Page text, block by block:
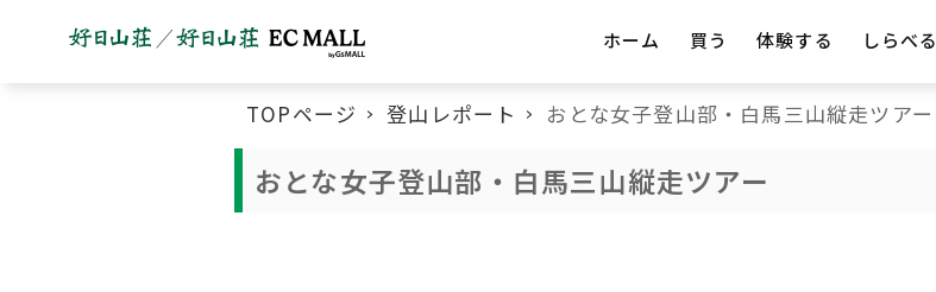
ホーム 買う 体験する しらべる
TOPページ 登山レポート おとな女子登山部・白馬三山縦走ツアー
おとな女子登山部・白馬三山縦走ツアー